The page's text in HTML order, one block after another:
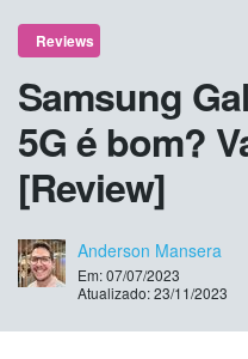
Reviews
Samsung
5G é bom?
[Review]
Anderson Mansera
Em: 07/07/2023
Atualizado: 23/11/2023